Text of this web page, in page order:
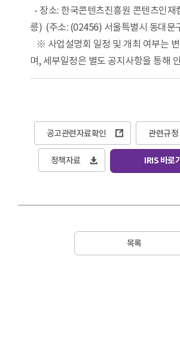
- 장소: 한국콘텐츠진흥원 콘텐츠인재
릉) (주소: (02456) 서울특별시 동대문
※ 사업설명회 일정 및 개최 여부는
며, 세부일정은 별도 공지사항을 통해
공고관련자료확인 관련규
정책자료 IRIS 바로
목록